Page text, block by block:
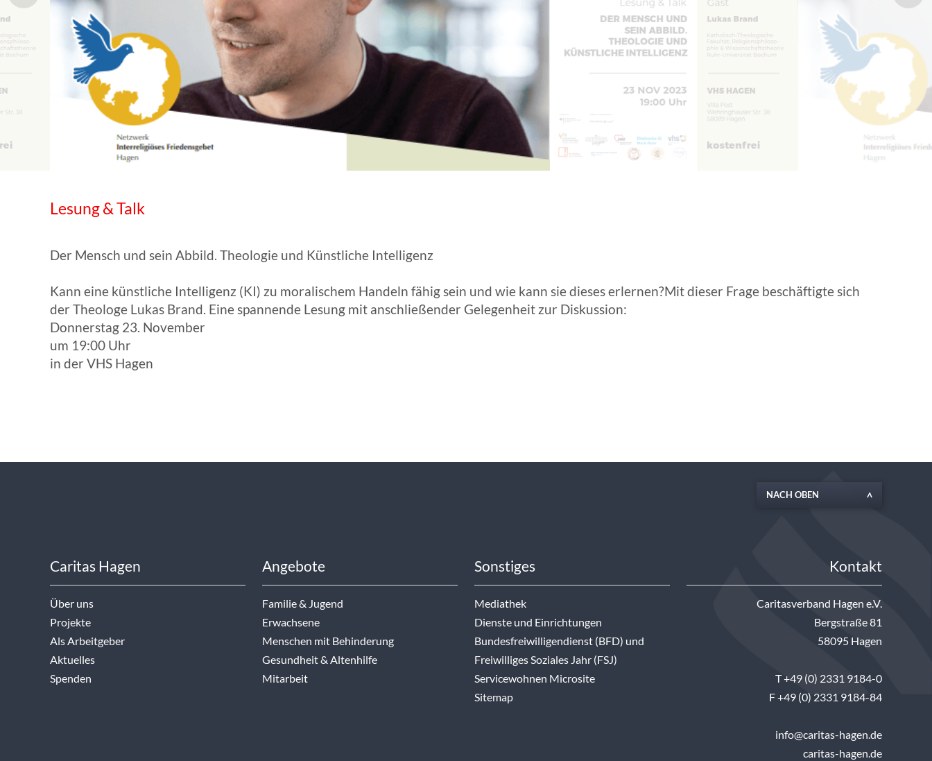
WISSENSWERTES IN ZAHLEN ANGESCHLOSSENE UNTERNEHMEN | FACHVERBÄNDE
Lesung & Talk
Der Mensch und sein Abbild. Theologie und Künstliche Intelligenz
Kann eine künstliche Intelligenz (KI) zu moralischem Handeln fähig sein und wie kann sie dieses erlernen?Mit dieser Frage beschäftigte sich
der Theologe Lukas Brand. Eine spannende Lesung mit anschließender Gelegenheit zur Diskussion:
Donnerstag 23. November
um 19:00 Uhr
in der VHS Hagen
NACH OBEN
Caritas Hagen
Über uns
Projekte
Als Arbeitgeber
Aktuelles
Spenden
Angebote
Familie & Jugend
Erwachsene
Menschen mit Behinderung
Gesundheit & Altenhilfe
Mitarbeit
Sonstiges
Mediathek
Dienste und Einrichtungen
Bundesfreiwilligendienst (BFD) und
Freiwilliges Soziales Jahr (FSJ)
Servicewohnen Microsite
Sitemap
Kontakt
Caritasverband Hagen e.V.
Bergstraße 81
58095 Hagen
T +49 (0) 2331 9184-0
F +49 (0) 2331 9184-84
info@caritas-hagen.de
caritas-hagen.de